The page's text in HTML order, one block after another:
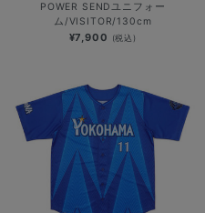
POWER SENDユニフォー
ム/VISITOR/130cm
¥7,900 (税込)